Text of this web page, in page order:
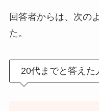
回答者からは、次の
た。
20代までと答えた